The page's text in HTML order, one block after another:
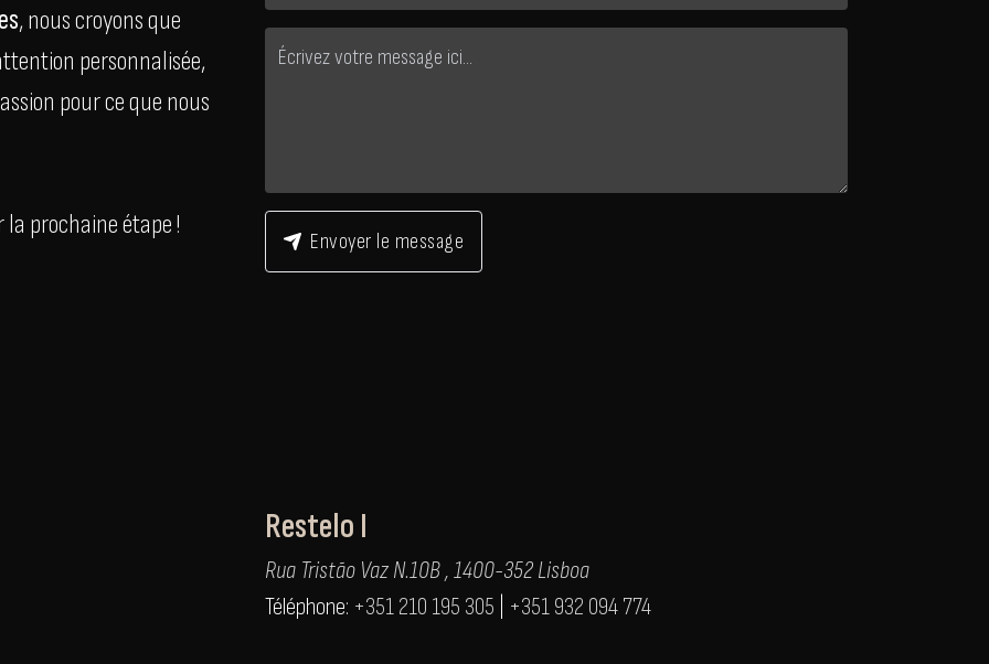
, nous croyons que
personnalisée,
pour ce que nous
prochaine étape ! Envoyer le message
Restelo I
Rua Tristão Vaz N.10B , 1400-352 Lisboa
Téléphone: +351 210 195 305 +351 932 094 774